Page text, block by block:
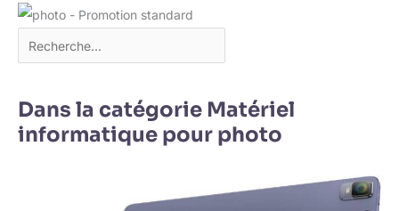
Dans la catégorie Matériel
informatique pour photo